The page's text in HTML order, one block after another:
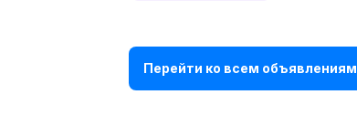
Перейти ко всем объявлениям